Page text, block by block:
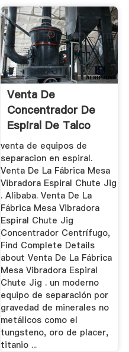
Venta De
Concentrador De
Espiral De Talco
venta de equipos de
separacion en espiral.
Venta De La Fábrica Mesa
Vibradora Espiral Chute Jig
. Alibaba. Venta De La
Fábrica Mesa Vibradora
Espiral Chute Jig
Concentrador Centrífugo,
Find Complete Details
about Venta De La Fábrica
Mesa Vibradora Espiral
Chute Jig . un moderno
equipo de separación por
gravedad de minerales no
metálicos como el
tungsteno, oro de placer,
titanio ...